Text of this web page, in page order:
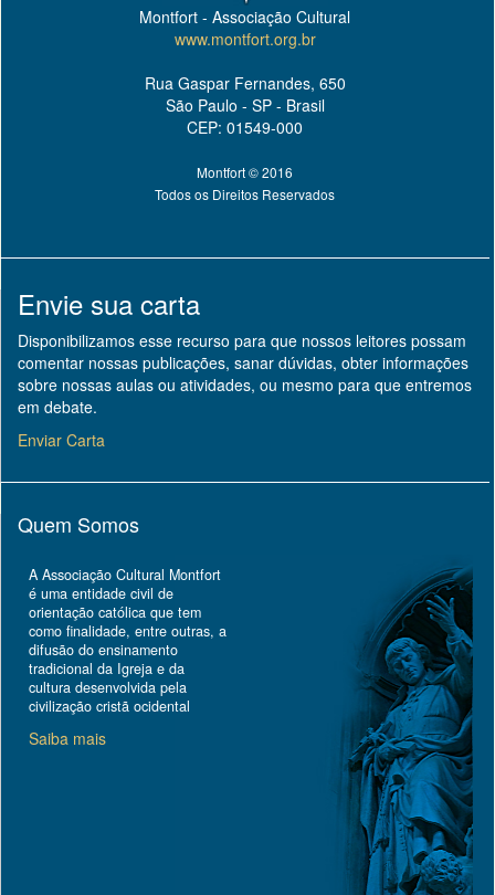
Montfort - Associação Cultural
www.montfort.org.br
Rua Gaspar Fernandes, 650
São Paulo - SP - Brasil
CEP: 01549-000
Montfort © 2016
Todos os Direitos Reservados
Envie sua carta
Disponibilizamos esse recurso para que nossos leitores possam
comentar nossas publicações, sanar dúvidas, obter informações
sobre nossas aulas ou atividades, ou mesmo para que entremos
em debate.
Enviar Carta
Quem Somos
A Associação Cultural Montfort
é uma entidade civil de
orientação católica que tem
como finalidade, entre outras, a
difusão do ensinamento
tradicional da Igreja e da
cultura desenvolvida pela
civilização cristã ocidental
Saiba mais